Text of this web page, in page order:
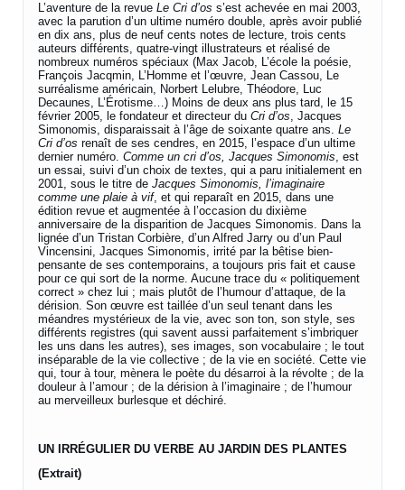
L’aventure de la revueLe Cri d’os s’est achevée en mai 2003,
avec la parution d’un ultime numéro double, après avoir publié
en dix ans, plus de neuf cents notes de lecture, trois cents
auteurs différents, quatre-vingt illustrateurs et réalisé de
nombreux numéros spéciaux (Max Jacob, L’école la poésie,
François Jacqmin, L’Homme et l’œuvre, Jean Cassou, Le
surréalisme américain, Norbert Lelubre, Théodore, Luc
Decaunes, L’Érotisme…) Moins de deux ans plus tard, le 15
février 2005, le fondateur et directeur duCri d’os, Jacques
Simonomis, disparaissait à l’âge de soixante quatre ans.Le
Cri d’os renaît de ses cendres, en 2015, l’espace d’un ultime
dernier numéro.Comme un cri d’os, Jacques Simonomis, est
un essai, suivi d’un choix de textes, qui a paru initialement en
2001, sous le titre deJacques Simonomis, l’imaginaire
comme une plaie à vif, et qui reparaît en 2015, dans une
édition revue et augmentée à l’occasion du dixième
anniversaire de la disparition de Jacques Simonomis. Dans la
lignée d’un Tristan Corbière, d’un Alfred Jarry ou d’un Paul
Vincensini, Jacques Simonomis, irrité par la bêtise bien-
pensante de ses contemporains, a toujours pris fait et cause
pour ce qui sort de la norme. Aucune trace du « politiquement
correct » chez lui ; mais plutôt de l’humour d’attaque, de la
dérision. Son œuvre est taillée d’un seul tenant dans les
méandres mystérieux de la vie, avec son ton, son style, ses
différents registres (qui savent aussi parfaitement s’imbriquer
les uns dans les autres), ses images, son vocabulaire ; le tout
inséparable de la vie collective ; de la vie en société. Cette vie
qui, tour à tour, mènera le poète du désarroi à la révolte ; de la
douleur à l’amour ; de la dérision à l’imaginaire ; de l’humour
au merveilleux burlesque et déchiré.
UN IRRÉGULIER DU VERBEAU JARDIN DES PLANTES
(Extrait)